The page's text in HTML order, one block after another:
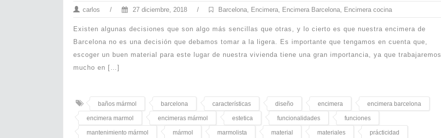
carlos / 27 diciembre, 2018 / Barcelona Encimera Encimera Barcelona Encimera cocina
Existen algunas decisiones que son algo más sencillas que otras, y lo cierto es que nuestra encimera de
Barcelona no es una decisión que debamos tomar a la ligera. Es importante que tengamos en cuenta que,
escoger un buen material para este lugar de nuestra vivienda tiene una gran importancia, ya que trabajaremos
mucho en […]
baños mármol barcelona características diseño encimera encimera barcelona
encimera marmol encimeras mármol estetica funcionalidades funciones
mantenimiento mármol mármol marmolista material materiales prácticidad